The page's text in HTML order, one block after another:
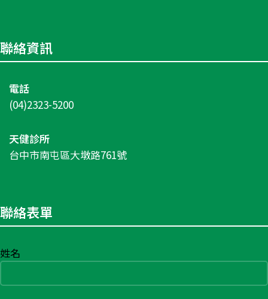
聯絡資訊
電話
(04)2323-5200
天健診所
台中市南屯區大墩路761號
聯絡表單
姓名